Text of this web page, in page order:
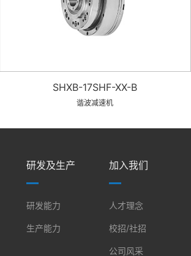
SHXB-17SHF-XX-B
谐波减速机
研发及生产
研发能力
生产能力
加入我们
人才理念
校招/社招
公司风采